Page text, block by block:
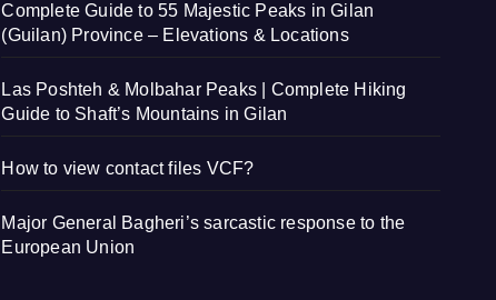
Complete Guide to 55 Majestic Peaks in Gilan
(Guilan) Province – Elevations & Locations
Las Poshteh & Molbahar Peaks | Complete Hiking
Guide to Shaft’s Mountains in Gilan
How to view contact files VCF?
Major General Bagheri’s sarcastic response to the
European Union